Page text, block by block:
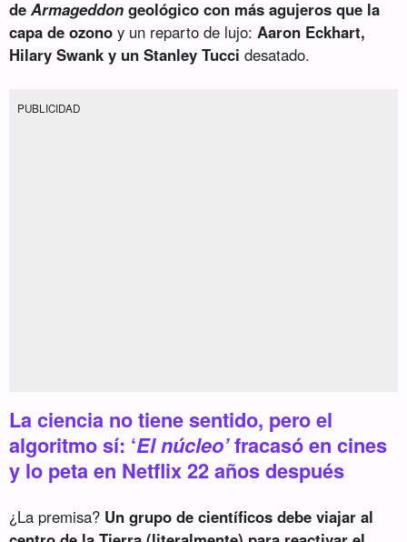
deArmageddon geológico con más agujeros que la
capa de ozono y un reparto de lujo: Aaron Eckhart,
Hilary Swank y un Stanley Tucci desatado.
PUBLICIDAD
La ciencia no tiene sentido, pero el
algoritmo sí: ‘El núcleo’fracasó en cines
y lo peta en Netflix 22 años después
¿La premisa? Un grupo de científicos debe viajar al